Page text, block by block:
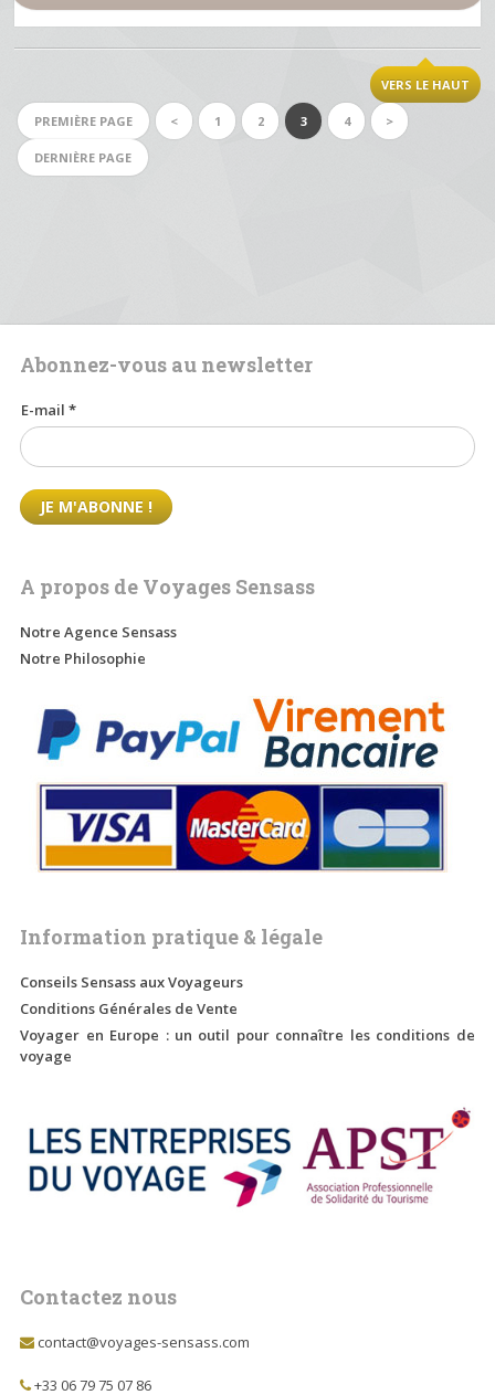
VERS LE HAUT
PREMIÈRE PAGE < 1 2 3 4 >
DERNIÈRE PAGE
Abonnez-vous au newsletter
E-mail*
A propos de Voyages Sensass
Notre Agence Sensass
Notre Philosophie
Information pratique & légale
Conseils Sensass aux Voyageurs
Conditions Générales de Vente
Voyager en Europe : un outil pour connaître les conditions de
voyage
Contactez nous
contact@voyages-sensass.com
+33 06 79 75 07 86